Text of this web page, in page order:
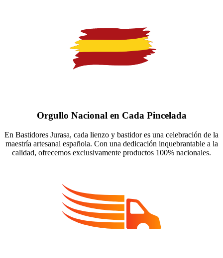
Orgullo Nacional en Cada Pincelada
En Bastidores Jurasa, cada lienzo y bastidor es una celebración de la
maestría artesanal española. Con una dedicación inquebrantable a la
calidad, ofrecemos exclusivamente productos 100% nacionales.